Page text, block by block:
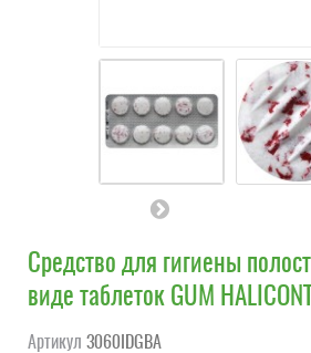
Средство для гигиены
виде таблеток GUM
Артикул 3060IDGBA